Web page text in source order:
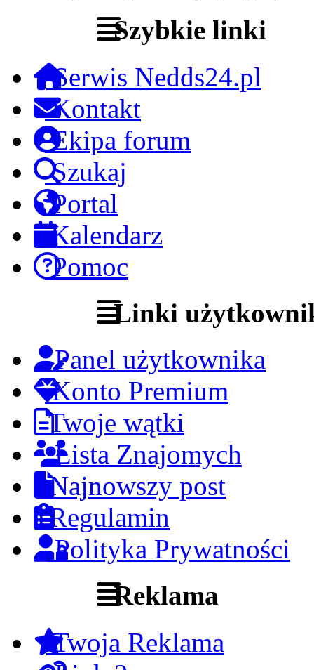
Szybkie linki
Serwis Nedds24.pl
Kontakt
Ekipa forum
Szukaj
Portal
Kalendarz
Pomoc
Linki
Panel użytkownika
Konto Premium
Twoje wątki
Lista Znajomych
Najnowszy post
Regulamin
Polityka Prywatności
Reklama
Twoja Reklama